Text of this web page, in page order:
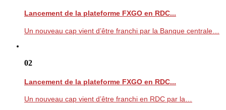
Lancement de la plateforme FXGO en RDC...
Un nouveau cap vient d’être franchi par la Banque centrale…
02
Lancement de la plateforme FXGO en RDC...
Un nouveau cap vient d’être franchi en RDC par la…